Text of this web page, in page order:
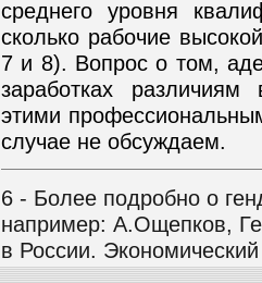
среднего уровня
сколько рабочие
7 и 8). Вопрос о том,
заработках
этими
случае не обсуждаем.
6 - Более подробно о
например: А.Ощепков,
в России.